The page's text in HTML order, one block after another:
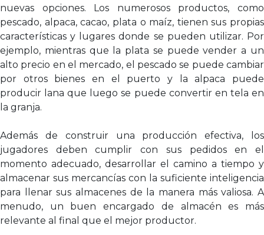
nuevas opciones. Los numerosos productos, como
pescado, alpaca, cacao, plata o maíz, tienen sus propias
características y lugares donde se pueden utilizar. Por
ejemplo, mientras que la plata se puede vender a un
alto precio en el mercado, el pescado se puede cambiar
por otros bienes en el puerto y la alpaca puede
producir lana que luego se puede convertir en tela en
la granja.
Además de construir una producción efectiva, los
jugadores deben cumplir con sus pedidos en el
momento adecuado, desarrollar el camino a tiempo y
almacenar sus mercancías con la suficiente inteligencia
para llenar sus almacenes de la manera más valiosa. A
menudo, un buen encargado de almacén es más
relevante al final que el mejor productor.